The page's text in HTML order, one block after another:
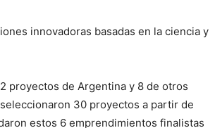
innovadoras basadas en la ciencia y
proyectos de Argentina y 8 de otros
30 proyectos a partir de
estos 6 emprendimientos finalistas